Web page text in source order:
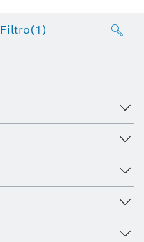
Filtro(1)